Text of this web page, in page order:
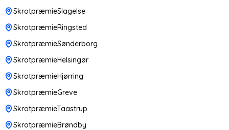
SkrotpræmieSlagelse
SkrotpræmieRingsted
SkrotpræmieSønderborg
SkrotpræmieHelsingør
SkrotpræmieHjørring
SkrotpræmieGreve
SkrotpræmieTaastrup
SkrotpræmieBrøndby